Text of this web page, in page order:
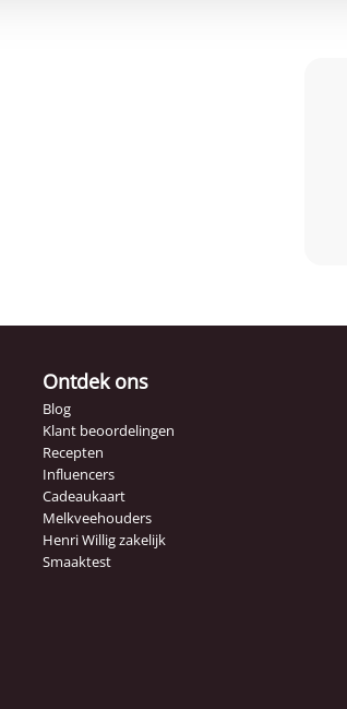
Ontdek ons
Blog
Klant beoordelingen
Recepten
Influencers
Cadeaukaart
Melkveehouders
Henri Willig zakelijk
Smaaktest